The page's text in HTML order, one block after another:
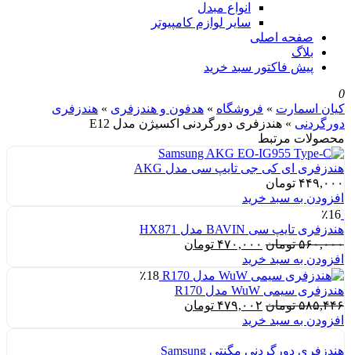
انواع مبدل
سایر لوازم کامپیوتر
صفحه اصلی
بلاگ
پیش فاکتور سبد خرید
0
کیان اسمارت » فروشگاه » هدفون و هندزفری » هندزفری
دورگردنی » هندزفری دورگردنی اکسیژن مدل E12
محصولات مرتبط
هندزفری ای کی جی تایپ سی مدل AKG
۴۴۹,۰۰۰ تومان
افزودن به سبد خرید
٪16
هندزفری تایپ سی BAVIN مدل HX871
۵۶۰,۰۰۰ تومان قیمت
اصلی:
۵۶۰,۰۰۰ تومان
بود.
۴۷۰,۰۰۰ تومان
۴۷۰,۰۰۰ تومان.
افزودن به سبد خرید
٪18
هندزفری سیمی WuW مدل R170
۵۸۵,۴۴۶ تومان قیمت
اصلی:
بود.
۴۷۹,۰۰۲ تومان
افزودن به سبد خرید
هندزفری دورگردنی مگنتی Samsung